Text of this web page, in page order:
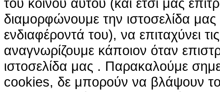
διαμορφώνουμε την ιστοσελίδα
ενδιαφέροντά του), να επιταχύνει
αναγνωρίζουμε κάποιον όταν
ιστοσελίδα μας . Παρακαλούμε
cookies, δε μπορούν να βλάψουν